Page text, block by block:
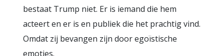
bestaat Trump niet. Er is iemand die hem
acteert en er is en publiek die het prachtig vind.
Omdat zij bevangen zijn door egoïstische
emoties.